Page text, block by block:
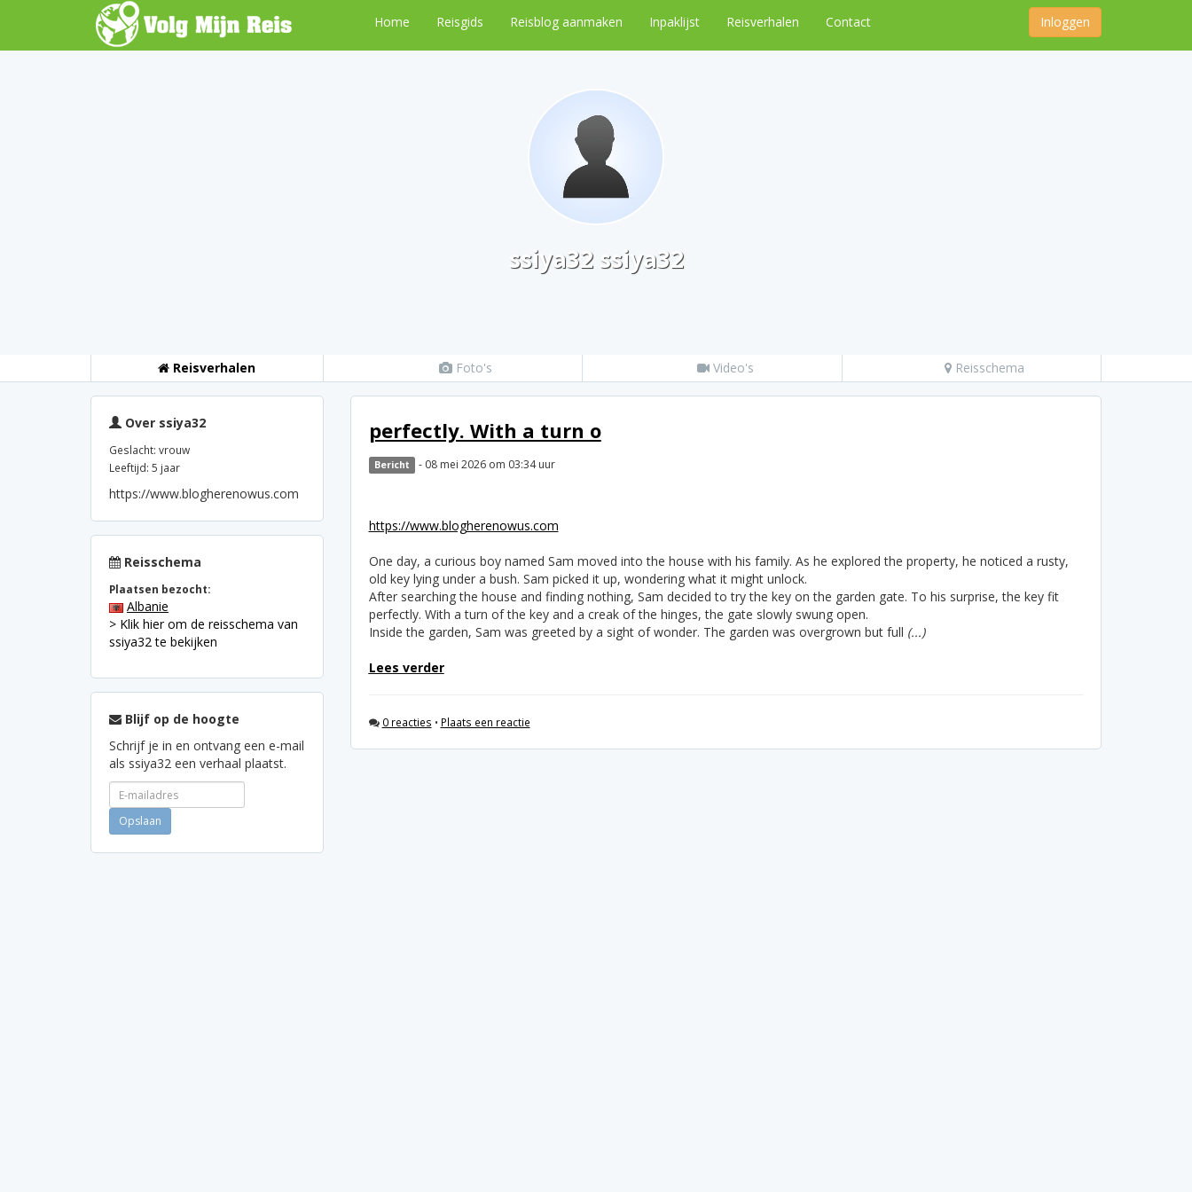
Home Reisgids Reisblog aanmaken Inpaklijst Reisverhalen Contact Inloggen
ssiya32 ssiya32
Reisverhalen Foto's Video's Reisschema
Over ssiya32
Geslacht: vrouw
Leeftijd: 5 jaar
https://www.blogherenowus.com
Reisschema
Plaatsen bezocht:
Albanie
> Klik hier om de reisschema van
ssiya32 te bekijken
Blijf op de hoogte
Schrijf je in en ontvang een e-mail
als ssiya32 een verhaal plaatst.
perfectly. With a turn o
Bericht - 08 mei 2026 om 03:34 uur
https://www.blogherenowus.com
One day, a curious boy named Sam moved into the house with his family. As he explored the property, he noticed a rusty,
old key lying under a bush. Sam picked it up, wondering what it might unlock.
After searching the house and finding nothing, Sam decided to try the key on the garden gate. To his surprise, the key fit
perfectly. With a turn of the key and a creak of the hinges, the gate slowly swung open.
Inside the garden, Sam was greeted by a sight of wonder. The garden was overgrown but full (...)
Lees verder
0 reacties • Plaats een reactie